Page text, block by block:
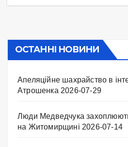
ОСТАННІ НОВИНИ
Апеляційне шахрайство в
Атрошенка 2026-07-29
Люди Медведчука
на Житомирщині 2026-07-14